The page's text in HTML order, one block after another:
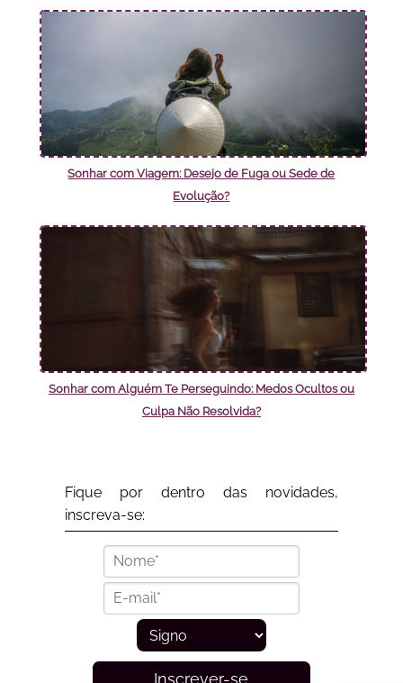
Sonhar com Viagem: Desejo de Fuga ou Sede de
Evolução?
Sonhar com Alguém Te Perseguindo: Medos Ocultos ou
Culpa Não Resolvida?
Fique por dentro das novidades,
inscreva-se:
Inscrever-se